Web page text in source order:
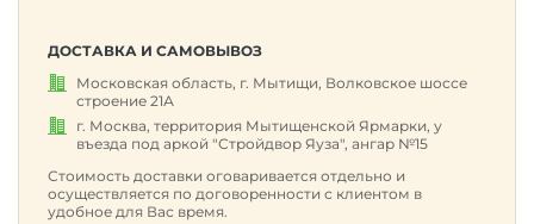
ДОСТАВКА И САМОВЫВОЗ
Московская область, г. Мытищи, Волковское шоссе
строение 21А
г. Москва, территория Мытищенской Ярмарки, у
въезда под аркой "Стройдвор Яуза", ангар №15
Стоимость доставки оговаривается отдельно и
осуществляется по договоренности с клиентом в
удобное для Вас время.